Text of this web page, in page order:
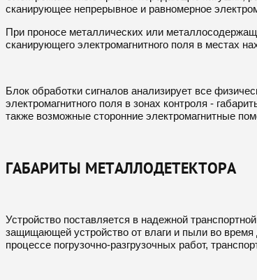
сканирующее непрерывное и равномерное
При проносе металлических или
сканирующего электромагнитного поля в местах
Блок обработки сигналов анализирует все
электромагнитного поля в зонах контроля -
также возможные сторонние электромагнитные
ГАБАРИТЫ МЕТАЛЛОДЕТЕКТОРА
Устройство поставляется в надежной
защищающей устройство от влаги и пыли во время
процессе погрузочно-разгрузочных работ,